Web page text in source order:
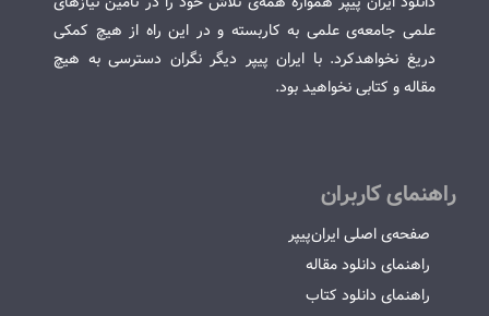
علمی جامعه‌ی علمی به کاربسته و در این راه از هیچ کمکی
دریغ نخواهدکرد. با ایران پیپر دیگر نگران دسترسی به هیچ
مقاله و کتابی نخواهید بود.
راهنمای کاربران
صفحه‌ی اصلی ایران‌پیپر
راهنمای دانلود مقاله
راهنمای دانلود کتاب